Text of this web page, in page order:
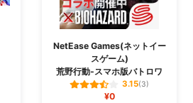
NetEase Games(ネットイー
スゲーム)
荒野行動-スマホ版バトロワ
3.15(3)
¥0